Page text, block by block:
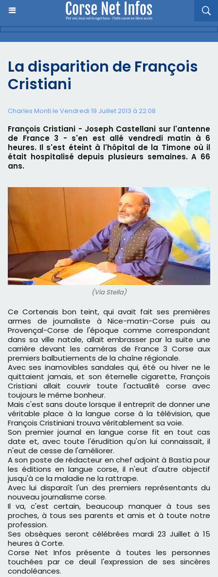
La disparition de François
Cristiani
Charles Monti le Vendredi 19 Juillet 2013 à 22:08
François Cristiani - Joseph Castellani sur l'antenne
de France 3 - s'en est allé vendredi matin à 6
heures. Il s'est éteint à l'hôpital de la Timone où il
était hospitalisé depuis plusieurs semaines. A 66
ans.
(Via Stella)
Ce Cortenais bon teint, qui avait fait ses premières
armes de journaliste à Nice-matin-Corse puis au
Provençal-Corse de l'époque comme correspondant
dans sa ville natale, allait embrasser par la suite une
carrière devant les caméras de France 3 Corse aux
premiers balbutiements de la chaîne régionale.
Avec ses inamovibles sandales qui, été ou hiver ne le
quittaient jamais, et son éternelle cigarette, François
Cristiani allait couvrir toute l'actualité corse avec
toujours le même bonheur.
Mais c'est sans doute lorsque il entreprit de donner une
véritable place à la langue corse à la télévision, que
François Cristiniani trouva véritablement sa voie.
Son premier journal en langue corse fit en tout cas
date et, avec toute l'érudition qu'on lui connaissait, il
n'eut de cesse de l'améliorer.
A son poste de rédacteur en chef adjoint à Bastia pour
les éditions en langue corse, il n'eut d'autre objectif
jusqu'à ce la maladie ne la rattrape.
Avec lui disparaît l'un des premiers représentants du
nouveau journalisme corse.
Il va, c'est certain, beaucoup manquer à tous ses
proches, à tous ses parents et amis et à toute notre
profession.
Ses obsèques seront célébrées mardi 23 Juillet à 15
heures à Corte.
Corse Net Infos présente à toutes les personnes
touchées par ce deuil l'expression de ses sincères
condoléances.